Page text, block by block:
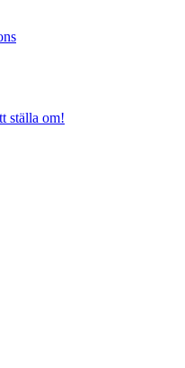
ställa om!